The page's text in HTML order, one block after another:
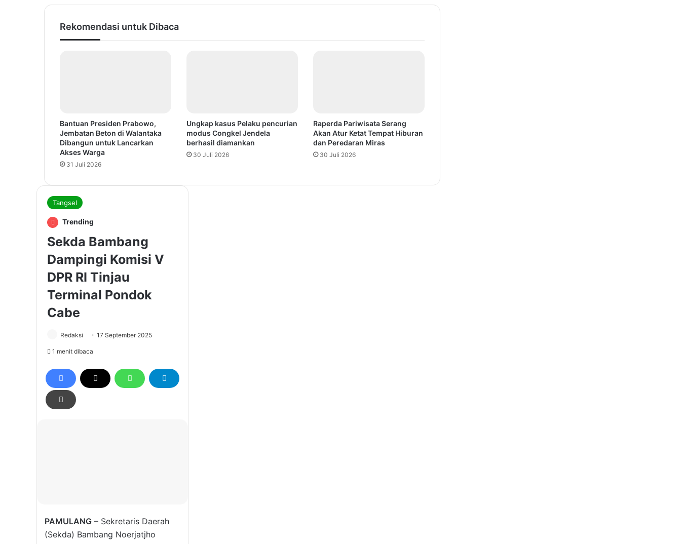
Rekomendasi untuk Dibaca
Bantuan Presiden Prabowo,
Jembatan Beton di Walantaka
Dibangun untuk Lancarkan
Akses Warga
31 Juli 2026
Ungkap kasus Pelaku pencurian
modus Congkel Jendela
berhasil diamankan
30 Juli 2026
Raperda Pariwisata Serang
Akan Atur Ketat Tempat Hiburan
dan Peredaran Miras
30 Juli 2026